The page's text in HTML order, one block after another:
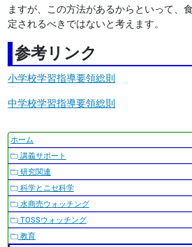
ますが、この方法があるからといって、
定されるべきではないと考えます。
参考リンク
小学校学習指導要領総則
中学校学習指導要領総則
ナ
ビ
ゲ
ー
シ
ョ
ン
ホーム
講義サポート
研究関連
科学とニセ科学
水商売ウォッチング
TOSSウォッチング
教育